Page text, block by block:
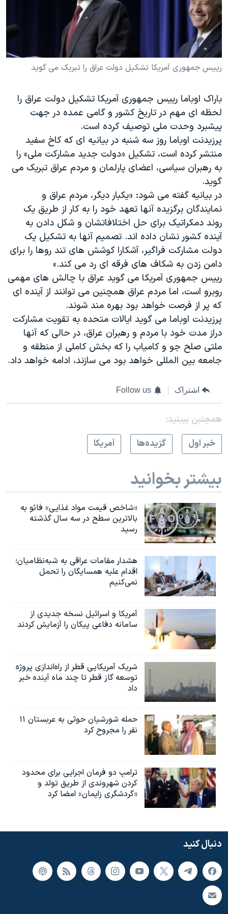
فرهنگ و زندگی
حقوق شهروندی
اقتصادی
علم و فناوری
گالری عکس
آرشیو پخش زنده
مستندها
انتخابات ریاست جمهوری آمریکا ۲۰۲۴
حمله جمهوری اسلامی به اسرائیل
رمز مهسا
اعتراضات زن، زندگی، آزادی
مجموعه مستندهای دادخواهی
تریبونال مردمی آبان ۹۸
دادگاه حمید نوری
چهل سال گروگان‌گیری
قانون شفافیت دارائی کادر رهبری ایران
اعتراضات مردمی آبان ۹۸
اسرائیل در جنگ
نرگس محمدی برنده جایزه نوبل صلح
همایش محافظه‌کاران آمریکا «سی‌پک»
صفحه‌های ویژه
سفر پرزیدنت ترامپ به چین
دنبال کنید
رییس جمهوری آمریکا تشکیل دولت عراق را تبریک می گوید
باراک اوباما رییس جمهوری آمریکا تشکیل دولت عراق را
لحظه ای مهم در تاریخ کشور و گامی عمده در جهت
پیشبرد وحدت ملی توصیف کرده است.
پرزیدنت اوباما روز سه شنبه در بیانیه ای که کاخ سفید
منتشر کرده است، تشکیل «دولت جدید مشارکت ملی» را
به رهبران سیاسی، اعضای پارلمان و مردم عراق تبریک می
گوید.
در بیانیه گفته می شود: «یکبار دیگر، مردم عراق و
نمایندگان برگزیده آنها تعهد خود را به کار از طریق یک
روند دمکراتیک برای حل اختلافاتشان و شکل دادن به
آینده کشور نشان داده اند. تصمیم آنها به تشکیل یک
دولت مشارکت فراگیر، آشکارا کوشش های تند روها را برای
دامن زدن به شکاف های فرقه ای رد می کند.»
رییس جمهوری آمریکا می گوید عراق با چالش های مهمی
روبرو است، اما مردم عراق همچنین می توانند از آینده ای
که پر از فرصت خواهد بود بهره مند شوند.
پرزیدنت اوباما می گوید ایالات متحده به تقویت مشارکت
دراز مدت خود با مردم و رهبران عراق، در حالی که آنها
ملتی صلح جو و کامیاب را که بخش کاملی از منطقه و
جامعه بین المللی خواهد بود می سازند، ادامه خواهد داد.
اشتراک Follow us
همچنبن ببینید:
خبر اول
گزيده‌ها آمريکا
بیشتر بخوانید
«شاخص قیمت مواد غذایی» فائو به
بالاترین سطح در سه سال گذشته
رسید
هشدار مقامات عراقی به شبه‌نظامیان؛
اقدام علیه همسایگان را تحمل
نمی‌کنیم
آمریکا و اسرائیل نسخه جدیدی از
سامانه دفاعی پیکان را آزمایش کردند
شریک آمریکایی قطر از راه‌اندازی پروژه
توسعه گاز قطر تا چند ماه آینده خبر
داد
حمله شورشیان حوثی به عربستان ۱۱
نفر را مجروح کرد
ترامپ دو فرمان اجرایی برای محدود
کردن شهروندی از طریق تولد و
«گردشگری زایمان» امضا کرد
دنبال کنید